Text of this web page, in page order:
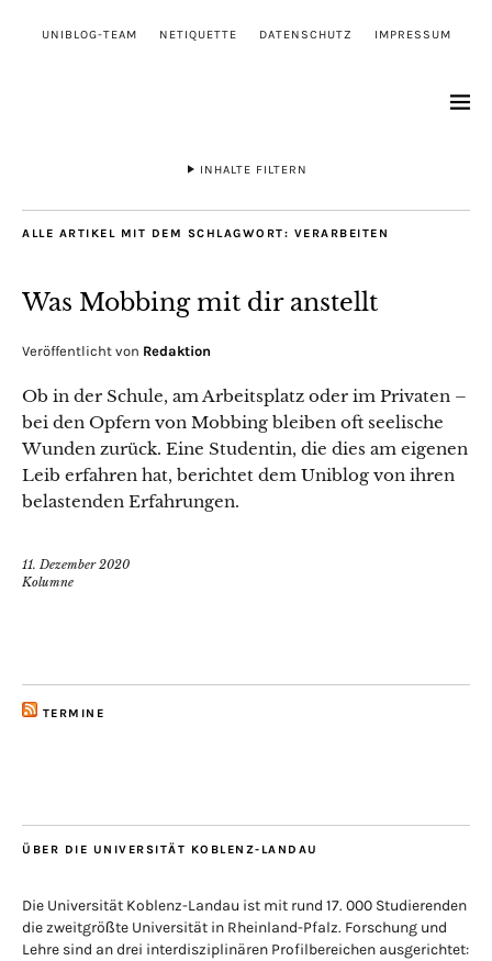
UNIBLOG-TEAM NETIQUETTE DATENSCHUTZ IMPRESSUM
INHALTE FILTERN
ALLE ARTIKEL MIT DEM SCHLAGWORT: VERARBEITEN
Was Mobbing mit dir anstellt
Veröffentlicht von Redaktion
Ob in der Schule, am Arbeitsplatz oder im Privaten –
bei den Opfern von Mobbing bleiben oft seelische
Wunden zurück. Eine Studentin, die dies am eigenen
Leib erfahren hat, berichtet dem Uniblog von ihren
belastenden Erfahrungen.
11. Dezember 2020
Kolumne
TERMINE
ÜBER DIE UNIVERSITÄT KOBLENZ-LANDAU
Die Universität Koblenz-Landau ist mit rund 17. 000 Studierenden
die zweitgrößte Universität in Rheinland-Pfalz. Forschung und
Lehre sind an drei interdisziplinären Profilbereichen ausgerichtet: